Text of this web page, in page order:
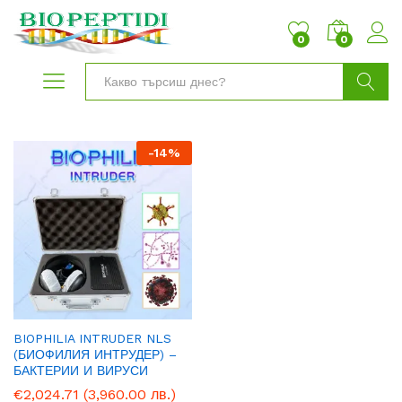
0 0
-14%
BIOPHILIA INTRUDER NLS
(БИОФИЛИЯ ИНТРУДЕР) –
БАКТЕРИИ И ВИРУСИ
€2,024.71 (3,960.00 лв.)